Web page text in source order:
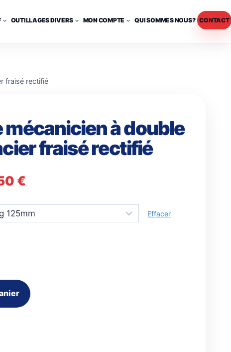
OUTILLAGES DIVERS MON COMPTE QUI SOMMES NOUS? CONTACT
fraisé rectifié
mécanicien à double
fraisé rectifié
€Plage
prix :
79,50 €
Effacer